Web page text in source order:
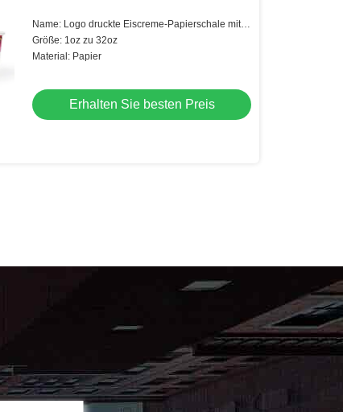
Name: Logo druckte Eiscreme-Papierschale mit
Löffel
Größe: 1oz zu 32oz
Material: Papier
Erhalten Sie besten Preis